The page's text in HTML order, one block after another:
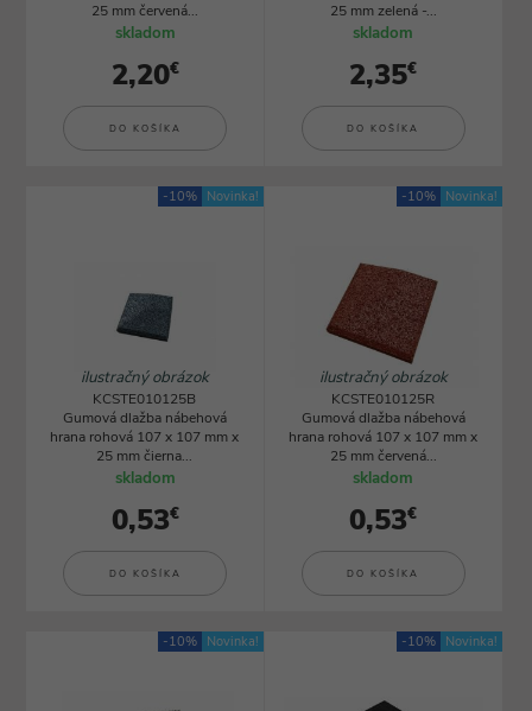
25 mm červená...
skladom
2,20€
DO KOŠÍKA
25 mm zelená -...
skladom
2,35€
DO KOŠÍKA
Novinka!
-10%
ilustračný obrázok
KCSTE010125B
Gumová dlažba nábehová
hrana rohová 107 x 107 mm x
25 mm čierna...
skladom
0,53€
DO KOŠÍKA
Novinka!
-10%
ilustračný obrázok
KCSTE010125R
Gumová dlažba nábehová
hrana rohová 107 x 107 mm x
25 mm červená...
skladom
0,53€
DO KOŠÍKA
Novinka!
-10% Novinka!
-10%